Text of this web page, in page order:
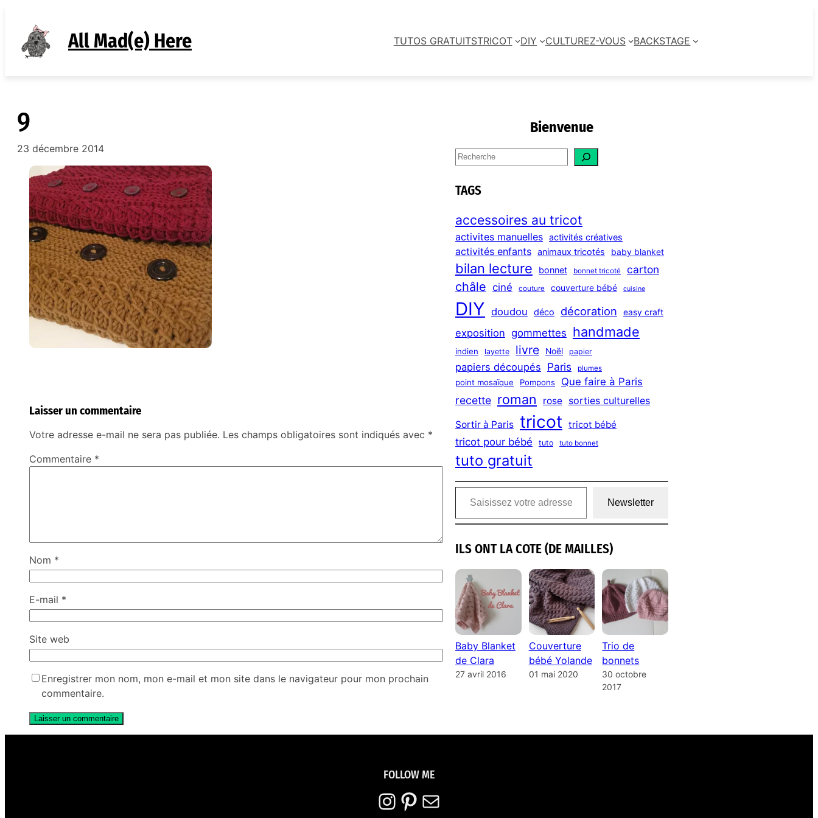
contenu
All Mad(e) Here TUTOS GRATUITSTRICOT DIY CULTUREZ-VOUS BACKSTAGE
9
23 décembre 2014
Laisser un commentaire
Votre adresse e-mail ne sera pas publiée. Les champs obligatoires sont indiqués avec *
Commentaire *
Nom *
E-mail *
Site web
Enregistrer mon nom, mon e-mail et mon site dans le navigateur pour mon prochain
commentaire.
Bienvenue
S
e
a
r
h
TAGS
accessoires au tricot
activites manuelles activités créatives
activités enfants animaux tricotés baby blanket
bilan lecture bonnet bonnet tricoté carton
châle ciné couture couverture bébé cuisine
DIY doudou déco décoration easy craft
exposition gommettes handmade
indien layette livre Noël papier
papiers découpés Paris plumes
point mosaïque Pompons Que faire à Paris
recette roman rose sorties culturelles
Sortir à Paris tricot tricot bébé
tricot pour bébé tuto tuto bonnet
tuto gratuit
Saisissez votre adresse e-mail…
Newsletter
ILS ONT LA COTE (DE MAILLES)
Baby Blanket
de Clara
27 avril 2016
Couverture
bébé Yolande
01 mai 2020
Trio de
bonnets
30 octobre
2017
FOLLOW ME
Instagram Pinterest E-mail